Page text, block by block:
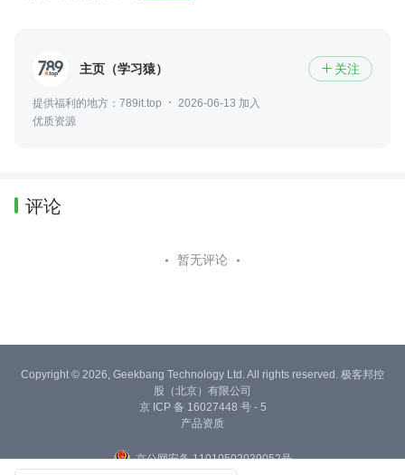
主页（学习猿）  关注
提供福利的地方：789it.top
2026-06-13 加入
优质资源
评论
暂无评论
Copyright © 2026, Geekbang Technology Ltd. All rights reserved. 极客邦控
股（北京）有限公司
京 ICP 备 16027448 号 - 5
产品资质
京公网安备 11010502039052号